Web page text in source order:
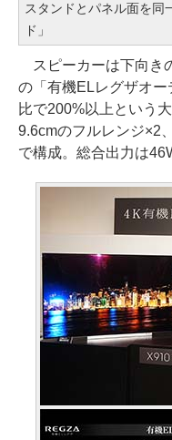
スタンドとパネル面を同
ド」
スピーカーは下向き
の「有機ELレグザオ
比で200%以上という
9.6cmのフルレンジ×2
で構成。総合出力は